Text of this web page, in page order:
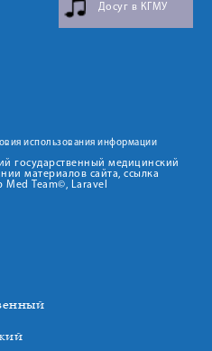
Досуг в КГМУ
использования информации
государственный медицинский
материалов сайта, ссылка
Med Team©, Laravel